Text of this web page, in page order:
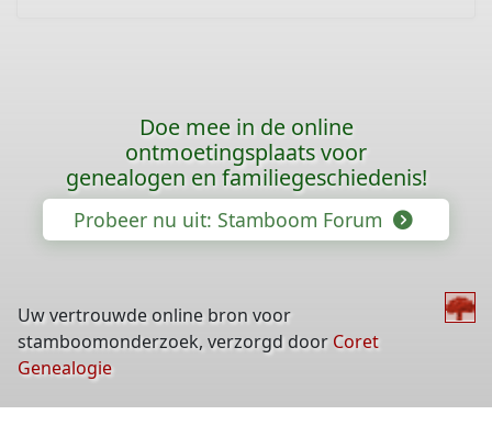
Doe mee in de online
ontmoetingsplaats voor
genealogen en familiegeschiedenis!
Probeer nu uit: Stamboom Forum
Uw vertrouwde online bron voor
stamboomonderzoek, verzorgd door Coret
Genealogie